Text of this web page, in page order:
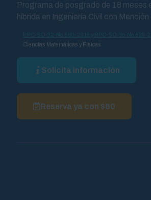
Programa de posgrado de 18 meses
híbrida en Ingeniería Civil con Mención
Ciencias Matemáticas y Físicas
Solicita información
Reserva ya con $60